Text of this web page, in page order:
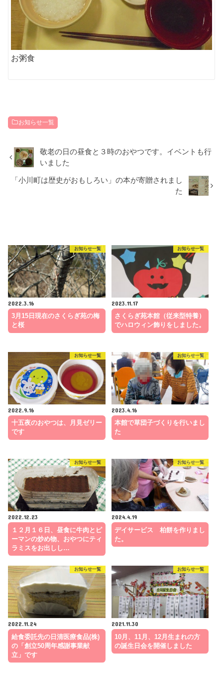
お粥食
お知らせ一覧
敬老の日の昼食と３時のおやつです。イベントも行
いました
「小川町は歴史がおもしろい」の本が寄贈されまし
た
お知らせ一覧
2022.3.16
3月15日現在のさくらぎ苑の梅
と桜
お知らせ一覧
2023.11.17
さくらぎ苑本館（従来型特養）
でハロウィン飾りをしました。
お知らせ一覧
2022.9.16
十五夜のおやつは、月見ゼリー
です
お知らせ一覧
2023.4.16
本館で草団子づくりを行いまし
た
お知らせ一覧
2022.12.23
１２月１６日、昼食に牛肉とピ
ーマンの炒め物、おやつにティ
ラミスをお出しし…
お知らせ一覧
2024.4.19
デイサービス 柏餅を作りまし
た。
お知らせ一覧
2022.11.24
給食委託先の日清医療食品(株)
の「創立50周年感謝事業献
立」です
お知らせ一覧
2021.11.30
10月、11月、12月生まれの方
の誕生日会を開催しました